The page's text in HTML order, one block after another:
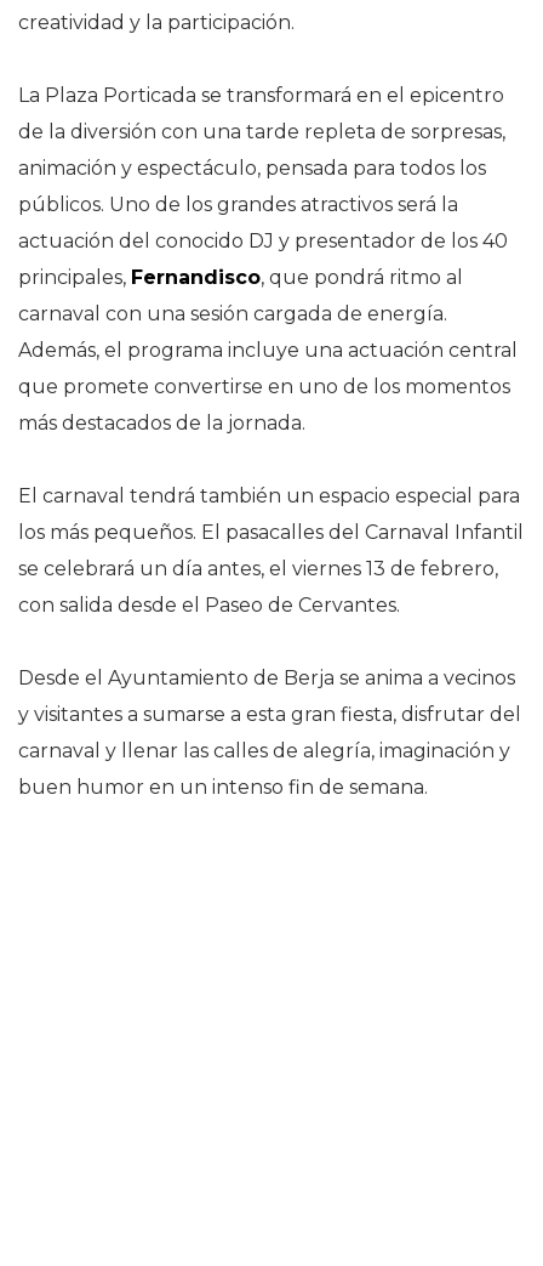
creatividad y la participación.
La Plaza Porticada se transformará en el epicentro
de la diversión con una tarde repleta de sorpresas,
animación y espectáculo, pensada para todos los
públicos. Uno de los grandes atractivos será la
actuación del conocido DJ y presentador de los 40
principales, Fernandisco, que pondrá ritmo al
carnaval con una sesión cargada de energía.
Además, el programa incluye una actuación central
que promete convertirse en uno de los momentos
más destacados de la jornada.
El carnaval tendrá también un espacio especial para
los más pequeños. El pasacalles del Carnaval Infantil
se celebrará un día antes, el viernes 13 de febrero,
con salida desde el Paseo de Cervantes.
Desde el Ayuntamiento de Berja se anima a vecinos
y visitantes a sumarse a esta gran fiesta, disfrutar del
carnaval y llenar las calles de alegría, imaginación y
buen humor en un intenso fin de semana.